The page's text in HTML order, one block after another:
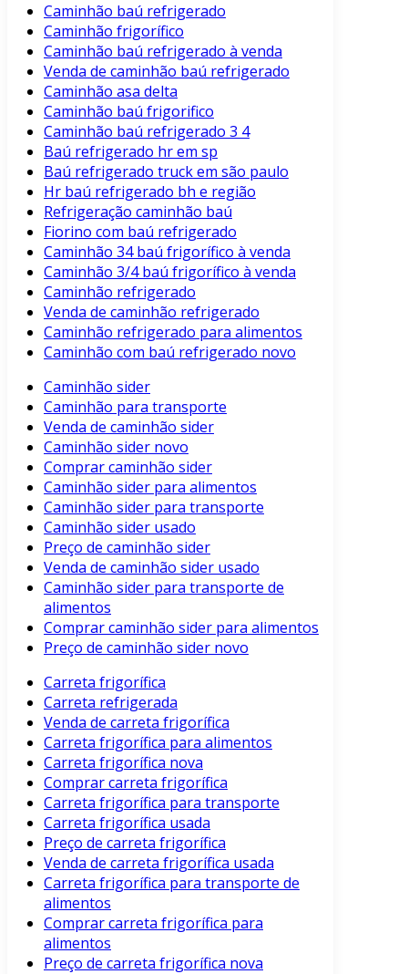
Caminhão baú refrigerado
Caminhão frigorífico
Caminhão baú refrigerado à venda
Venda de caminhão baú refrigerado
Caminhão asa delta
Caminhão baú frigorifico
Caminhão baú refrigerado 3 4
Baú refrigerado hr em sp
Baú refrigerado truck em são paulo
Hr baú refrigerado bh e região
Refrigeração caminhão baú
Fiorino com baú refrigerado
Caminhão 34 baú frigorífico à venda
Caminhão 3/4 baú frigorífico à venda
Caminhão refrigerado
Venda de caminhão refrigerado
Caminhão refrigerado para alimentos
Caminhão com baú refrigerado novo
Caminhão sider
Caminhão para transporte
Venda de caminhão sider
Caminhão sider novo
Comprar caminhão sider
Caminhão sider para alimentos
Caminhão sider para transporte
Caminhão sider usado
Preço de caminhão sider
Venda de caminhão sider usado
Caminhão sider para transporte de
alimentos
Comprar caminhão sider para alimentos
Preço de caminhão sider novo
Carreta frigorífica
Carreta refrigerada
Venda de carreta frigorífica
Carreta frigorífica para alimentos
Carreta frigorífica nova
Comprar carreta frigorífica
Carreta frigorífica para transporte
Carreta frigorífica usada
Preço de carreta frigorífica
Venda de carreta frigorífica usada
Carreta frigorífica para transporte de
alimentos
Comprar carreta frigorífica para
alimentos
Preço de carreta frigorífica nova